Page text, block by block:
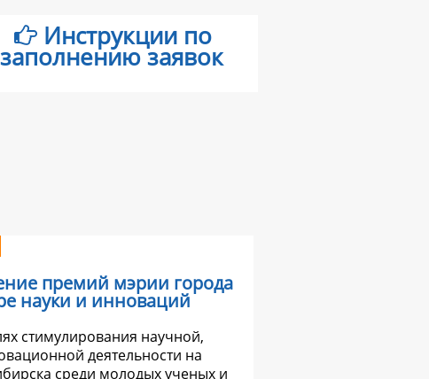
Инструкции по
заполнению заявок
премий мэрии города
науки и инноваций
стимулирования научной,
деятельности на
среди молодых ученых и